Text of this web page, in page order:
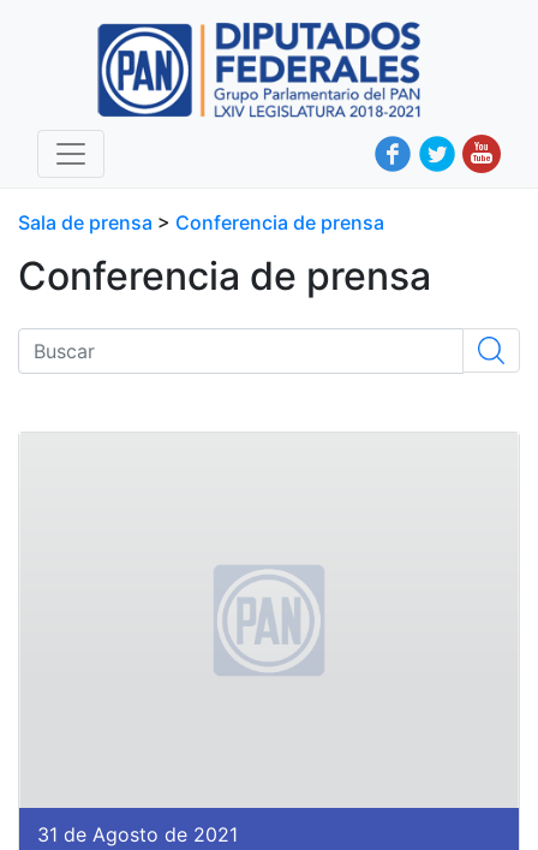
Sala de prensa > Conferencia de prensa
Conferencia de prensa
31 de Agosto de 2021